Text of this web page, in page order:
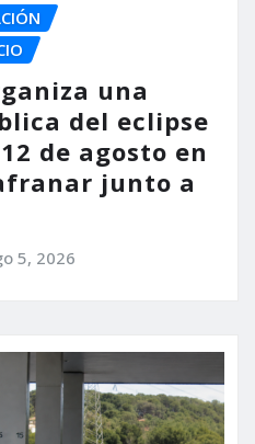
una
del eclipse
de agosto en
junto a
5, 2026